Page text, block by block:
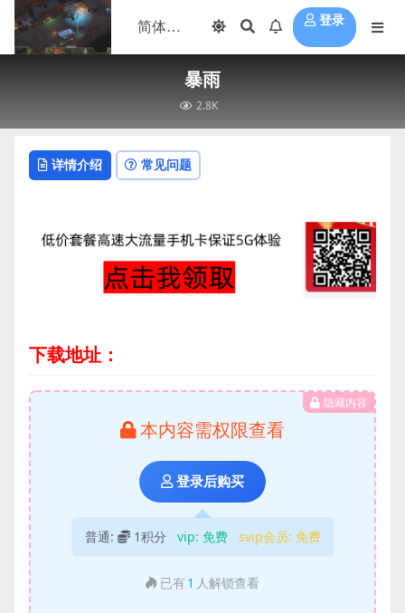
登录
暴雨
2.8K
详情介绍 常见问题
下载地址：
隐藏内容
本内容需权限查看
登录后购买
普通: 1积分 vip: 免费 svip会员: 免费
已有 1 人解锁查看